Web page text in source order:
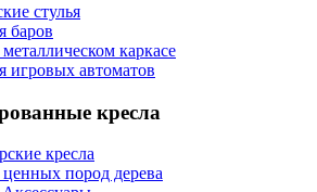
стулья
баров
каркасе
игровых автоматов
кресла
кресла
ценных пород дерева